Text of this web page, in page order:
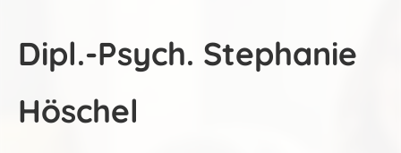
Dipl.-Psych. Stephanie
Höschel